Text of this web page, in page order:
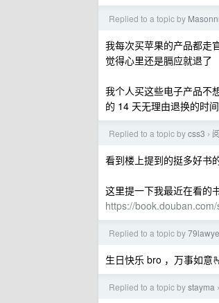
Replied to a topic by
我每次买苹果的产品都走
觉得心里还是膈应就退了
我个人买这些电子产品不
的 14 天无理由退换的时
Replied to a topic bycss3 ›
看到楼上提到的挺多好书
这里提一下我最近在看的
https://
Replied to a topic by
生日快乐 bro ，万事如意🫰
Replied to a topic bystayma ›